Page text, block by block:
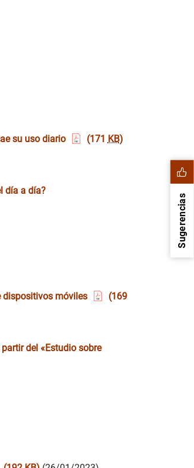
su uso diario (171 KB)
día a día?
dispositivos móviles
(169
del «Estudio sobre
Sugerencias